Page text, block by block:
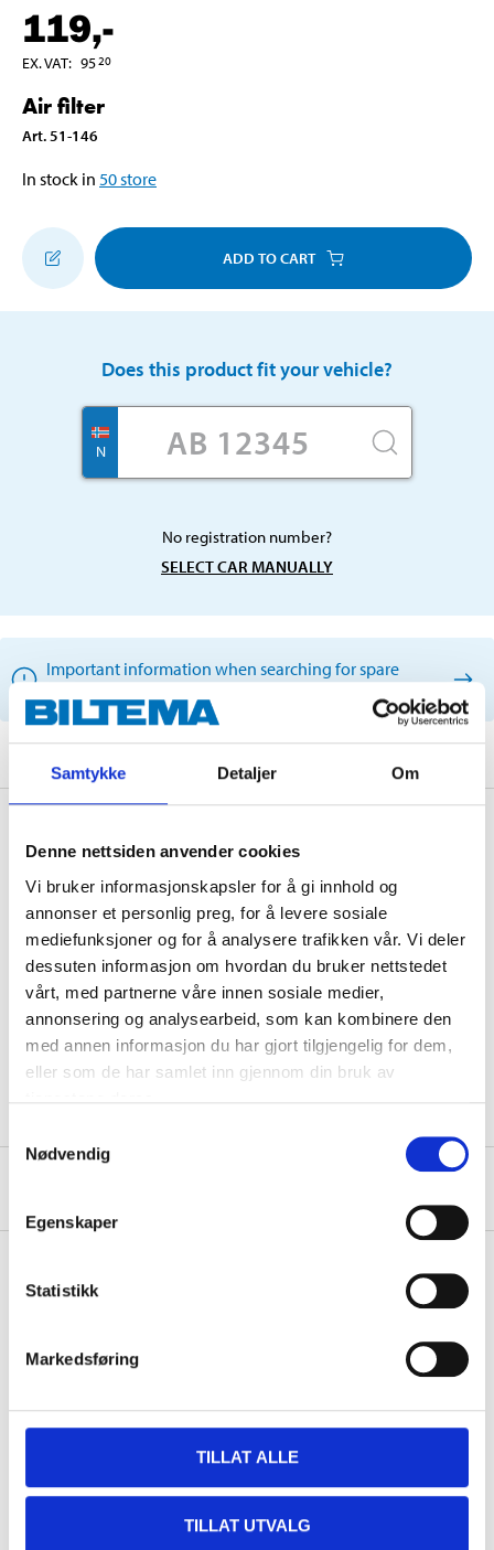
Samtykke Detaljer Om
Denne nettsiden anvender cookies
Vi bruker informasjonskapsler for å gi innhold og
annonser et personlig preg, for å levere sosiale
mediefunksjoner og for å analysere trafikken vår. Vi deler
dessuten informasjon om hvordan du bruker nettstedet
vårt, med partnerne våre innen sosiale medier,
annonsering og analysearbeid, som kan kombinere den
med annen informasjon du har gjort tilgjengelig for dem,
eller som de har samlet inn gjennom din bruk av
Nødvendig
Egenskaper
Statistikk
Markedsføring
TILLAT ALLE
TILLAT UTVALG
119,-
EX. VAT: 9520
Air filter
Art. 51-146
In stock in 50store
ADD TO CART
Does this product fit your vehicle?
N
No registration number?
SELECT CAR MANUALLY
Important information when searching for spare
Technical specifications
Length
297 mm
Width
234 mm
Pay & Collect in your local store within 2 hours!
Other customers also bought